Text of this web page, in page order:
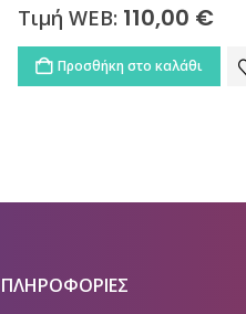
Τιμή WEB: 110,00 €
Προσθήκη στο καλάθι
ΠΛΗΡΟΦΟΡΙΕΣ